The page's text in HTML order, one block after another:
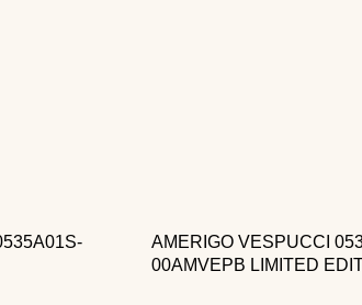
AMERIGO VESPUCCI
00AMVEPB LIMITED